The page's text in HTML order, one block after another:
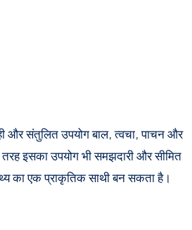
और संतुलित उपयोग बाल, त्वचा, पाचन और
इसका उपयोग भी समझदारी और सीमित
का एक प्राकृतिक साथी बन सकता है।